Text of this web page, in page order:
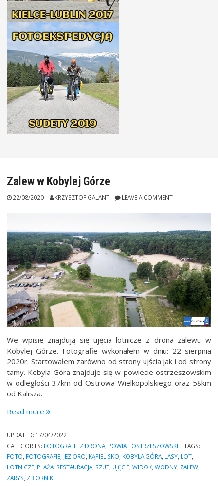
Zalew w Kobylej Górze
22/08/2020 KRZYSZTOF GALANT LEAVE A COMMENT
We wpisie znajdują się ujęcia lotnicze z drona zalewu w
Kobylej Górze. Fotografie wykonałem w dniu: 22 sierpnia
2020r. Startowałem zarówno od strony ujścia jak i od strony
tamy. Kobyla Góra znajduje się w powiecie ostrzeszowskim
w odległości 37km od Ostrowa Wielkopolskiego oraz 58km
od Kalisza.
Read more“Zalew
Kobylej
Górze”
UPDATED: 17/04/2022
CATEGORIES: FOTOGRAFIE Z DRONA POWIAT OSTRZESZOWSKI
TAGS:
FOTO FOTOGRAFIE JEZIORO KĄPIELISKO KOBYLA GÓRA LASY LOT
LOTNICZE PLAŻA RESTAURACJA RZUT UJĘCIE ,WIDOK ,WODNY ZALEW
ZARYS ZBIORNIK